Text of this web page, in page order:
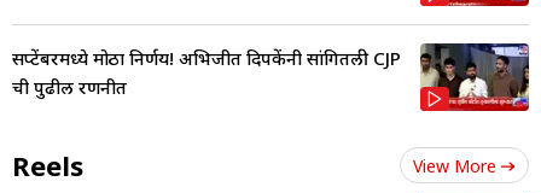
सप्टेंबरमध्ये मोठा निर्णय! अभिजीत दिपकेंनी सांगितली CJP
ची पुढील रणनीत
Reels View More